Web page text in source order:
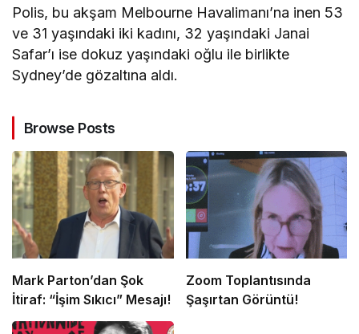
Polis, bu akşam Melbourne Havalimanı’na inen 53
ve 31 yaşındaki iki kadını, 32 yaşındaki Janai
Safar’ı ise dokuz yaşındaki oğlu ile birlikte
Sydney’de gözaltına aldı.
Browse Posts
Mark Parton’dan Şok
İtiraf: “İşim Sıkıcı” Mesajı!
Zoom Toplantısında
Şaşırtan Görüntü!